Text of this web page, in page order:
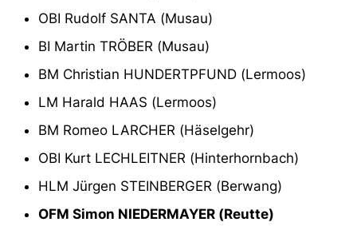
OBI Rudolf SANTA (Musau)
BI Martin TRÖBER (Musau)
BM Christian HUNDERTPFUND (Lermoos)
LM Harald HAAS (Lermoos)
BM Romeo LARCHER (Häselgehr)
OBI Kurt LECHLEITNER (Hinterhornbach)
HLM Jürgen STEINBERGER (Berwang)
OFM Simon NIEDERMAYER (Reutte)